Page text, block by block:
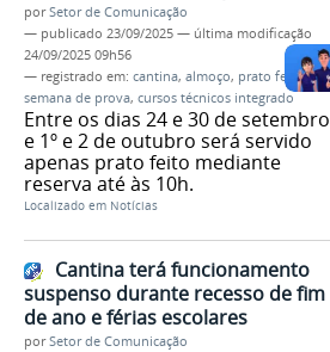
porSetor de Comunicação
— publicado 23/09/2025 — última modificação
24/09/2025 09h56
— registrado em: cantina, almoço, prato feito,
semana de prova, cursos técnicos integrado
Entre os dias 24 e 30 de setembro
e 1º e 2 de outubro será servido
apenas prato feito mediante
reserva até às 10h.
Localizado em Notícias
Cantina terá funcionamento
suspenso durante recesso de fim
de ano e férias escolares
porSetor de Comunicação